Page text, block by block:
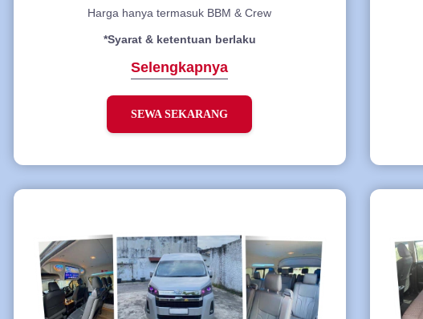
Harga hanya termasuk BBM & Crew
*Syarat & ketentuan berlaku
Selengkapnya
SEWA SEKARANG